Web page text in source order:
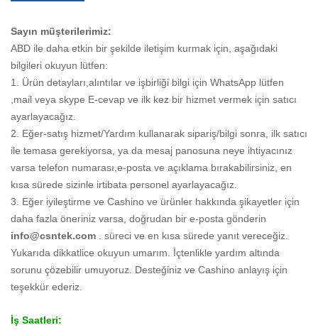
Sayın müşterilerimiz:
ABD ile daha etkin bir şekilde iletişim kurmak için, aşağıdaki
bilgileri okuyun lütfen:
1. Ürün detayları,alıntılar ve işbirliği bilgi için WhatsApp lütfen
,mail veya skype E-cevap ve ilk kez bir hizmet vermek için satıcı
ayarlayacağız.
2. Eğer-satış hizmet/Yardım kullanarak sipariş/bilgi sonra, ilk satıcı
ile temasa gerekiyorsa, ya da mesaj panosuna neye ihtiyacınız
varsa telefon numarası,e-posta ve açıklama bırakabilirsiniz, en
kısa sürede sizinle irtibata personel ayarlayacağız.
3. Eğer iyileştirme ve Cashino ve ürünler hakkında şikayetler için
daha fazla öneriniz varsa, doğrudan bir e-posta gönderin
info@csntek.com . süreci ve en kısa sürede yanıt vereceğiz.
Yukarıda dikkatlice okuyun umarım. İçtenlikle yardım altında
sorunu çözebilir umuyoruz. Desteğiniz ve Cashino anlayış için
teşekkür ederiz.
İş Saatleri: